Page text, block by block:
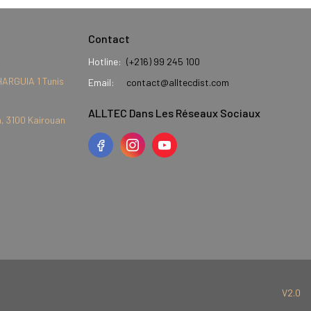
1 Tunis
3100 Kairouan
Contact
Hotline: (+216) 99 245 100
Email:
contact@alltecdist.com
ALLTEC Dans Les Réseaux Sociaux
V2.0